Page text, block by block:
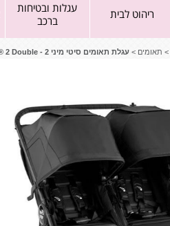
ריהוט לבית
עגלות ובטיחות
ברכב
> תאומים > עגלת תאומים סיטי מיני 2 - City Mini® 2 Double